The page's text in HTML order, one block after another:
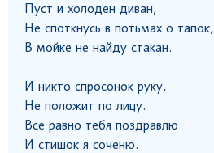
Пуст и холоден диван,
Не споткнусь в потьмах о тапок,
В мойке не найду стакан.
И никто спросонок руку,
Не положит по лицу.
Все равно тебя поздравлю
И стишок я соченю.